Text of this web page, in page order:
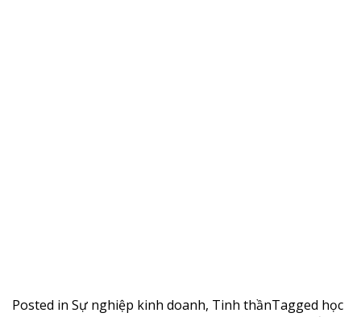
Posted in Sự nghiệp kinh doanh, Tinh thầnTagged học